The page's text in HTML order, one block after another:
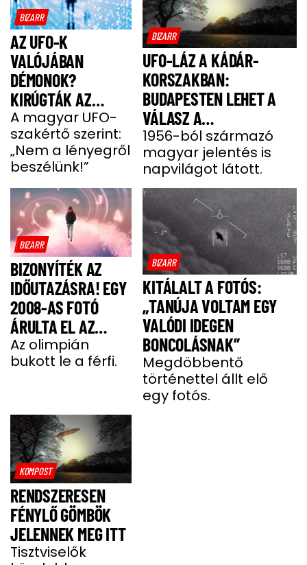
BIZARR
AZ UFO-K
VALÓJÁBAN
DÉMONOK?
KIRÚGTÁK AZ
ÖRDÖGŰZŐ PAPOT,
MOST MEGSZÓLALT
AZ UFO-SZAKÉRTŐ!
A magyar UFO-
szakértő szerint:
„Nem a lényegről
beszélünk!”
BIZARR
UFO-LÁZ A KÁDÁR-
KORSZAKBAN:
BUDAPESTEN LEHET A
VÁLASZ A
MEGMAGYARÁZHATATLAN
JELENSÉGRE
1956-ból származó
magyar jelentés is
napvilágot látott.
BIZARR
BIZONYÍTÉK AZ
IDŐUTAZÁSRA! EGY
2008-AS FOTÓ
ÁRULTA EL AZ
IGAZAT
Az olimpián
bukott le a férfi.
BIZARR
KITÁLALT A FOTÓS:
„TANÚJA VOLTAM EGY
VALÓDI IDEGEN
BONCOLÁSNAK”
Megdöbbentő
történettel állt elő
egy fotós.
KOMPOST
RENDSZERESEN
FÉNYLŐ GÖMBÖK
JELENNEK MEG ITT
Tisztviselők